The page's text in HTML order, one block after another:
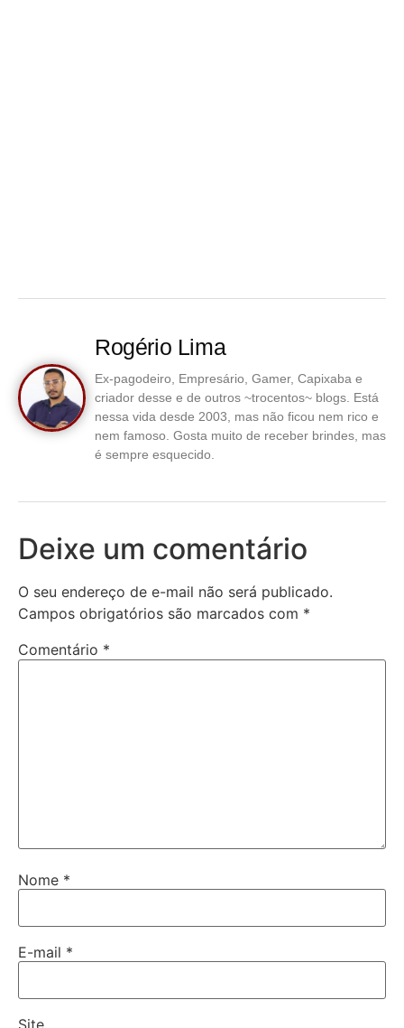
Rogério Lima
Ex-pagodeiro, Empresário, Gamer, Capixaba e
criador desse e de outros ~trocentos~ blogs. Está
nessa vida desde 2003, mas não ficou nem rico e
nem famoso. Gosta muito de receber brindes, mas
é sempre esquecido.
Deixe um comentário
O seu endereço de e-mail não será publicado.
Campos obrigatórios são marcados com *
Comentário *
Nome *
E-mail *